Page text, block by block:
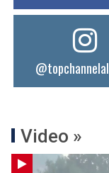
Video »